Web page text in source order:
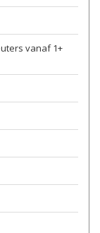
vanaf 1+